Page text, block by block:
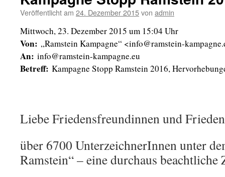
Veröffentlicht am 24. Dezember 2015von admin
Mittwoch, 23. Dezember 2015 um 15:04 Uhr
Von: „Ramstein Kampagne“ <info@ramstein-
An: info@ramstein-kampagne.eu
Betreff: Kampagne Stopp Ramstein 2016,
Liebe Friedensfreundinnen und
über 6700 UnterzeichnerInnen unter
Ramstein“ – eine durchaus beachtliche